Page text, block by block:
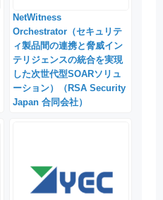
NetWitness
Orchestrator（セキュリテ
ィ製品間の連携と脅威イン
テリジェンスの統合を実現
した次世代型SOARソリュ
ーション）（RSA Security
Japan 合同会社）